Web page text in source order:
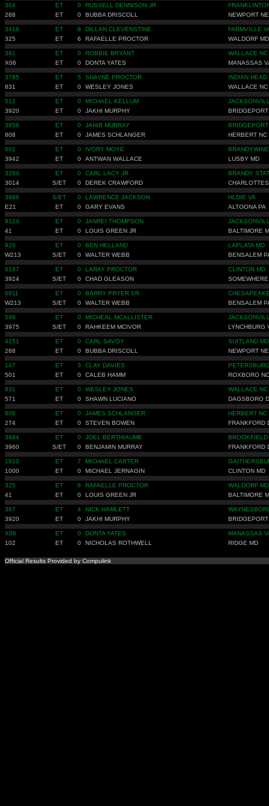
304 ET 0 RUSSELL DENNISON JR
288
ET 0 BUBBA DRISCOLL NEWPORT
3418 ET 8 DILLAN CLEVENSTINE
FARMVILLE
325
ET 6 RAFAELLE PROCTOR WALDORF MD
381 ET 0 ROBBIE BRYANT
WALLACE NC
X06
ET 0 DONTA YATES MANASSAS
3785 ET 5 SHAYNE PROCTOR
INDIAN HEAD
831
ET 0 WESLEY JONES WALLACE NC
512 ET 0 MICHAEL KELLUM
3920
ET 0 JAKHI MURPHY
3859 ET 0 JAHIR MURRAY
808
ET 0 JAMES SCHLANGER HERBERT NC
602 ET 0 IVORY MOYE
3942
ET 0 ANTWAN WALLACE LUSBY MD
329X ET 0 CARL LACY JR
BRANDY
3014
S/ET 0 DEREK CRAWFORD
3989 S/ET 0 LAWRENCE JACKSON
HLDIE VA
E21
ET 0 GARY EVANS ALTOONA PA
922X ET 0 JANREI THOMPSON
41
ET 0 LOUIS GREEN JR BALTIMORE
920 ET 0 BEN HELLAND
LAPLATA MD
W213
S/ET 0 WALTER WEBB BENSALEM
6187 ET 0 LARAY PROCTOR
CLINTON MD
3924
S/ET 0 CHAD GLEASON
6911 ET 0 BARRY PRYER SR
W213
S/ET 0 WALTER WEBB BENSALEM
599 ET 0 MICHEAL MCALLISTER
3975
S/ET 0 RAHKEEM MCIVOR LYNCHBURG
4151 ET 0 CARL SAVOY
SUITLAND MD
288
ET 0 BUBBA DRISCOLL NEWPORT
147 ET 3 CLAY DAVIES
501
ET 0 CALEB HAMM ROXBORO NC
831 ET 0 WESLEY JONES
WALLACE NC
571
ET 0 SHAWN LUCIANO DAGSBORO
808 ET 0 JAMES SCHLANGER
HERBERT NC
274
ET 0 STEVEN BOWEN FRANKFORD
3684 ET 0 JOEL BERTHIAUME
BROOKFIELD
3960
S/ET 0 BENJAMIN MURRAY FRANKFORD
1910 ET 7 MICHAEL CARTER
1000
ET 0 MICHAEL JERNAGIN CLINTON MD
325 ET 6 RAFAELLE PROCTOR
WALDORF MD
41
ET 0 LOUIS GREEN JR BALTIMORE
387 ET 4 NICK HAMLETT
3920
ET 0 JAKHI MURPHY
X06 ET 0 DONTA YATES
MANASSAS
102
ET 0 NICHOLAS ROTHWELL RIDGE MD
Official Results Provided by Compulink